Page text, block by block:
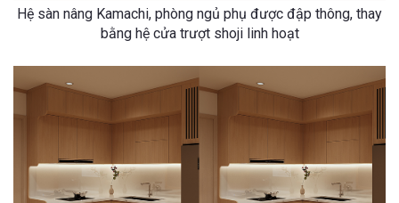
Hệ sàn nâng Kamachi, phòng ngủ phụ được đập thông, thay
bằng hệ cửa trượt shoji linh hoạt